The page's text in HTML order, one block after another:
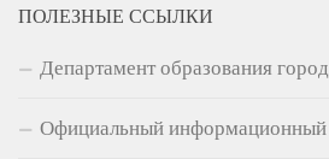
ПОЛЕЗНЫЕ ССЫЛКИ
Департамент образования
Официальный